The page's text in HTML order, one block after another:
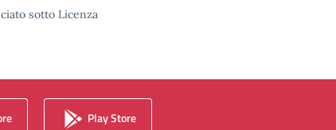
sotto Licenza
Play Store